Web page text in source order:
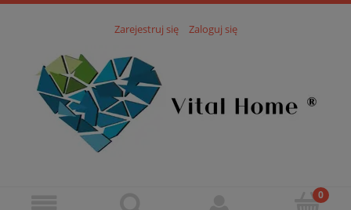
Zarejestruj się Zaloguj się